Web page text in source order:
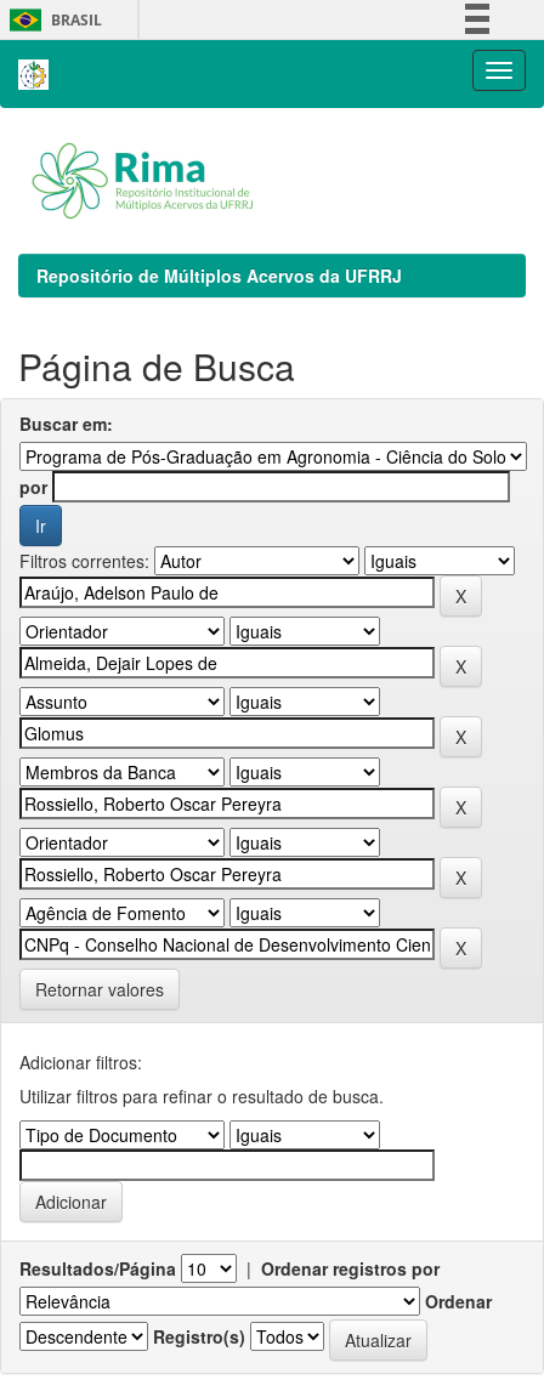
Skip
navigation
BRASIL
Repositório de Múltiplos Acervos da UFRRJ
Página de Busca
Buscar em:
por
Filtros correntes:
Retornar valores
Adicionar filtros:
Utilizar filtros para refinar o resultado de busca.
Resultados/Página | Ordenar registros por
Ordenar
Registro(s)